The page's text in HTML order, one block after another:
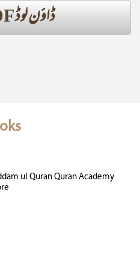
ڈاؤن لوڈ PDF
ul Quran Quran Academy